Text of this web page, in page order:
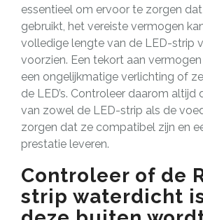
essentieel om ervoor te zorgen
gebruikt, het vereiste vermogen
volledige lengte van de LED-strip
voorzien. Een tekort aan
een ongelijkmatige verlichting of
de LED’s. Controleer daarom altijd
van zowel de LED-strip als de
zorgen dat ze compatibel zijn en
prestatie leveren.
Controleer of de
strip waterdicht